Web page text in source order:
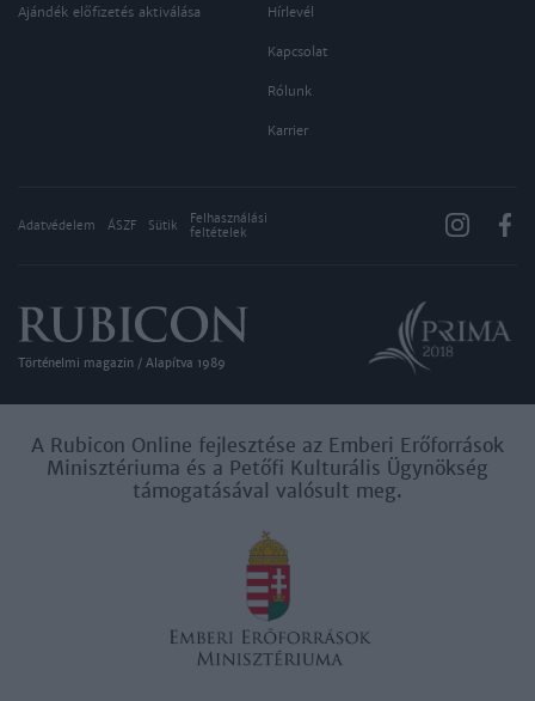
Ajándék előfizetés aktiválása Hírlevél
Kapcsolat
Rólunk
Karrier
Adatvédelem ÁSZF Sütik
Felhasználási
feltételek
Történelmi magazin / Alapítva 1989
A Rubicon Online fejlesztése az Emberi Erőforrások
Minisztériuma és a Petőfi Kulturális Ügynökség
támogatásával valósult meg.